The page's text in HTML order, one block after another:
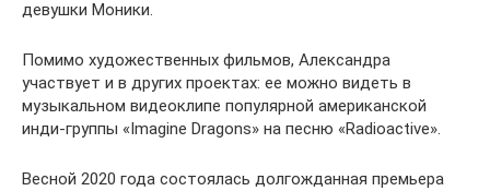
девушки Моники.
Помимо художественных фильмов, Александра
участвует и в других проектах: ее можно видеть в
музыкальном видеоклипе популярной американской
инди-группы «Imagine Dragons» на песню «Radioactive».
Весной 2020 года состоялась долгожданная премьера